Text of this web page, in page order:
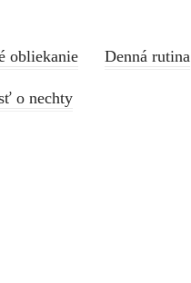
obliekanie Denná rutina
o nechty